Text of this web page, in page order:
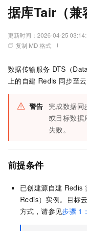
据库Tair（
更新时间： 2026-04-25
复制 MD 格式
数据传输服务 DTS（
上的自建 Redis 同步至
警告
完成数据同
或目标数据
失败。
前提条件
已创建源自建 Redis
Redis） 实例。目标
方式，请参见步骤 1